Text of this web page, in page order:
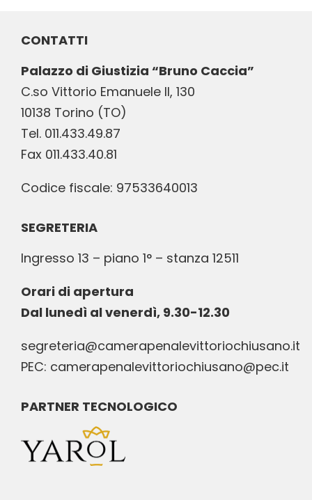
CONTATTI
Palazzo di Giustizia “Bruno Caccia”
C.so Vittorio Emanuele II, 130
10138 Torino (TO)
Tel. 011.433.49.87
Fax 011.433.40.81
Codice fiscale: 97533640013
SEGRETERIA
Ingresso 13 – piano 1° – stanza 12511
Orari di apertura
Dal lunedì al venerdì, 9.30-12.30
segreteria@camerapenalevittoriochiusano.it
PEC: camerapenalevittoriochiusano@pec.it
PARTNER TECNOLOGICO